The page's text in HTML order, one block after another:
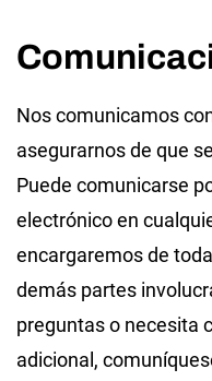
Nos comunicamos
asegurarnos de que
Puede comunicarse
electrónico en
encargaremos de
demás partes
preguntas o necesita
adicional,